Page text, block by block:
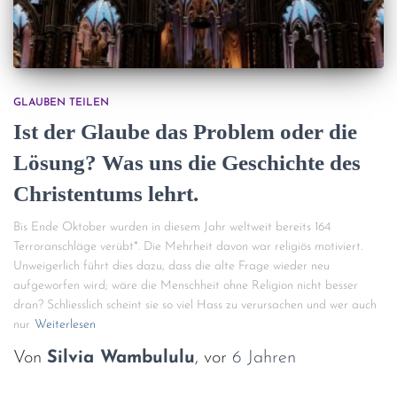
GLAUBEN TEILEN
Ist der Glaube das Problem oder die
Lösung? Was uns die Geschichte des
Christentums lehrt.
Bis Ende Oktober wurden in diesem Jahr weltweit bereits 164
Terroranschläge verübt*. Die Mehrheit davon war religiös motiviert.
Unweigerlich führt dies dazu, dass die alte Frage wieder neu
aufgeworfen wird; wäre die Menschheit ohne Religion nicht besser
dran? Schliesslich scheint sie so viel Hass zu verursachen und wer auch
nur Weiterlesen
Von Silvia Wambululu, vor 6 Jahren